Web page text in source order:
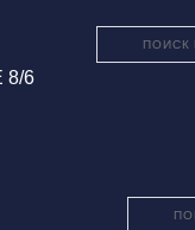
8/6